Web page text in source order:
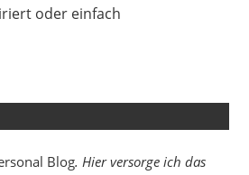
oder einfach
Blog. Hier versorge ich das